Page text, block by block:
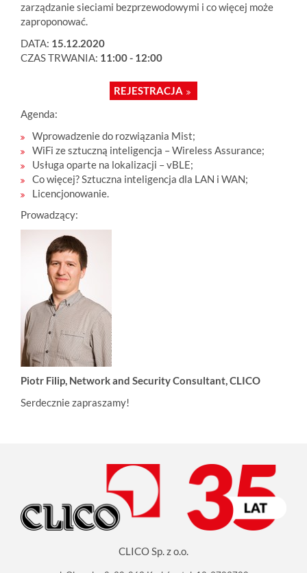
zarządzanie sieciami bezprzewodowymi i co więcej może
zaproponować.
DATA: 15.12.2020
CZAS TRWANIA: 11:00 - 12:00
REJESTRACJA
Agenda:
Wprowadzenie do rozwiązania Mist;
WiFi ze sztuczną inteligencja – Wireless Assurance;
Usługa oparte na lokalizacji – vBLE;
Co więcej? Sztuczna inteligencja dla LAN i WAN;
Licencjonowanie.
Prowadzący:
Piotr Filip, Network and Security Consultant, CLICO
Serdecznie zapraszamy!
CLICO Sp. z o.o.